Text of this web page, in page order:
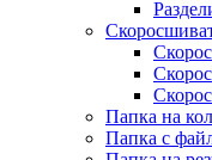
Папка на
Папка с